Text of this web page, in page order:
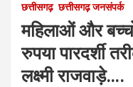
छत्तीसगढ़ छत्तीसगढ़ जनसंपर्क
महिलाओं और
रुपया पारदर्शी
लक्ष्मी राजवाड़े….